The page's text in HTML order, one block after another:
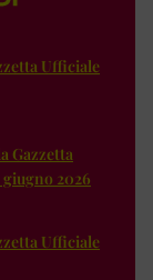
Ufficiale
Gazzetta
2026
Ufficiale